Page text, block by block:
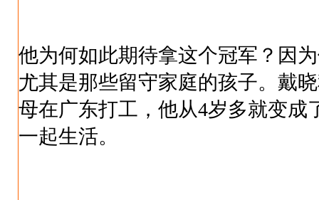
他为何如此期待拿这个冠军？因
尤其是那些留守家庭的孩子。戴
母在广东打工，他从4岁多就变成
一起生活。